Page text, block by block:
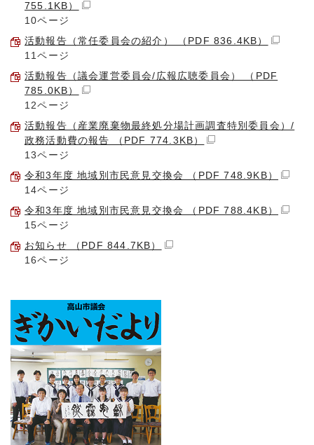
755.1KB）
10ページ
活動報告（常任委員会の紹介） （PDF 836.4KB）
11ページ
活動報告（議会運営委員会/広報広聴委員会） （PDF
785.0KB）
12ページ
活動報告（産業廃棄物最終処分場計画調査特別委員会）/
政務活動費の報告 （PDF 774.3KB）
13ページ
令和3年度 地域別市民意見交換会 （PDF 748.9KB）
14ページ
令和3年度 地域別市民意見交換会 （PDF 788.4KB）
15ページ
お知らせ （PDF 844.7KB）
16ページ